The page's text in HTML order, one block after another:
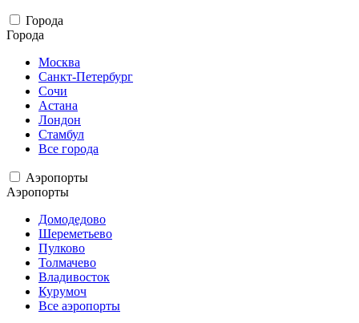
Города
Города
Москва
Санкт-Петербург
Сочи
Астана
Лондон
Стамбул
Все города
Аэропорты
Аэропорты
Домодедово
Шереметьево
Пулково
Толмачево
Владивосток
Курумоч
Все аэропорты